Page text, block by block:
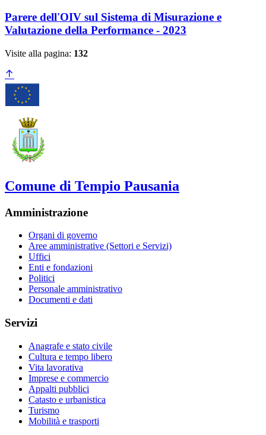
Parere dell'OIV sul Sistema di Misurazione e
Valutazione della Performance - 2023
Visite alla pagina: 132
Comune di Tempio Pausania
Amministrazione
Organi di governo
Aree amministrative (Settori e Servizi)
Uffici
Enti e fondazioni
Politici
Personale amministrativo
Documenti e dati
Servizi
Anagrafe e stato civile
Cultura e tempo libero
Vita lavorativa
Imprese e commercio
Appalti pubblici
Catasto e urbanistica
Turismo
Mobilità e trasporti